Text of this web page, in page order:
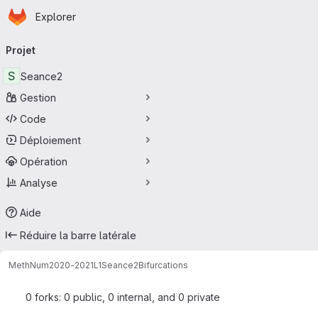
Passer au contenu principal
Page d'accueil
Explorer
principale
Projet
S Seance2
Gestion
Code
Déploiement
Opération
Analyse
Aide
Réduire la barre latérale
MethNum2020-2021L1Seance2Bifurcations
0 forks: 0 public, 0 internal, and 0 private